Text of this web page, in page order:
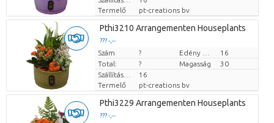
Termelő
pt-creations bv
Pthi3210 Arrangementen Houseplants
??? -,--
Darabb ár
Szám ?
16
Total:
? Magasság
30
Szállítási magasság
16
Termelő
pt-creations bv
Pthi3229 Arrangementen Houseplants
??? -,--